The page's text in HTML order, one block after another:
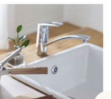
下着 カーテン